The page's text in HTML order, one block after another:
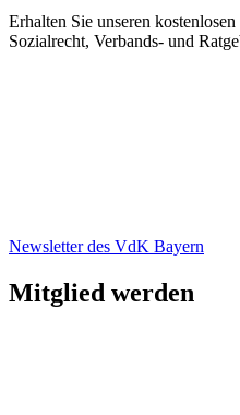
Erhalten Sie unseren
Sozialrecht, Verbands- und
Newsletter des VdK Bayern
Mitglied werden